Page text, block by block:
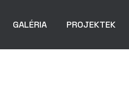
GALÉRIA PROJEKTEK